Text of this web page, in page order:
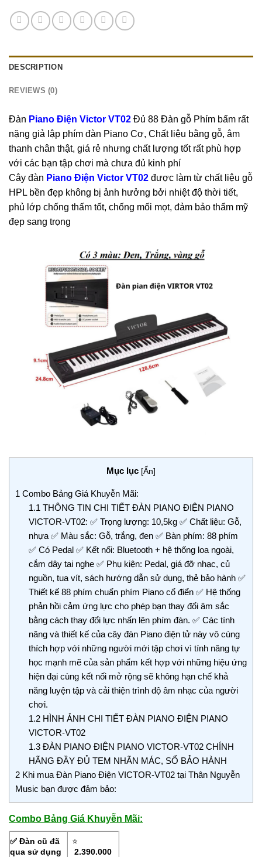
DESCRIPTION
REVIEWS (0)
Đàn Piano Điện Victor VT02 Đủ 88 Đàn gỗ Phím bấm rất
nặng giả lập phím đàn Piano Cơ, Chất liệu bằng gỗ, âm
thanh chân thật, giá rẻ nhưng chất lượng tốt rất phù hợp
với các bạn tập chơi mà chưa đủ kinh phí
Cây đàn Piano Điện Victor VT02 được làm từ chất liệu gỗ
HPL bền đẹp không bị ảnh hưởng bởi nhiệt độ thời tiết,
phủ lớp chống thấm tốt, chống mối mọt, đảm bảo thẩm mỹ
đẹp sang trọng
Mục lục [Ẩn]
1 Combo Bảng Giá Khuyễn Mãi:
1.1 THÔNG TIN CHI TIẾT ĐÀN PIANO ĐIỆN PIANO
VICTOR-VT02: ✅ Trọng lượng: 10,5kg ✅ Chất liệu: Gỗ,
nhựa ✅ Màu sắc: Gỗ, trắng, đen ✅ Bàn phím: 88 phím
✅ Có Pedal ✅ Kết nối: Bluetooth + hệ thống loa ngoài,
cắm dây tai nghe ✅ Phụ kiện: Pedal, giá đỡ nhạc, củ
nguồn, tua vít, sách hướng dẫn sử dụng, thẻ bảo hành ✅
Thiết kế 88 phím chuẩn phím Piano cổ điển ✅ Hệ thống
phản hồi cảm ứng lực cho phép bạn thay đổi âm sắc
bằng cách thay đổi lực nhấn lên phím đàn. ✅ Các tính
năng và thiết kế của cây đàn Piano điện tử này vô cùng
thích hợp với những người mới tập chơi vì tính năng tự
học mạnh mẽ của sản phẩm kết hợp với những hiệu ứng
hiện đại cùng kết nối mở rộng sẽ không hạn chế khả
năng luyện tập và cải thiện trình độ âm nhạc của người
chơi.
1.2HÌNH ẢNH CHI TIẾT ĐÀN PIANO ĐIỆN PIANO
VICTOR-VT02
1.3ĐÀN PIANO ĐIỆN PIANO VICTOR-VT02 CHÍNH
HÃNG ĐẦY ĐỦ TEM NHÃN MÁC, SỔ BẢO HÀNH
2 Khi mua Đàn Piano Điện VICTOR-VT02 tại Thân Nguyễn
Music bạn được đảm bảo:
Combo Bảng Giá Khuyễn Mãi:
✅ Đàn cũ đã
qua sử dụng
⭐
2.390.000